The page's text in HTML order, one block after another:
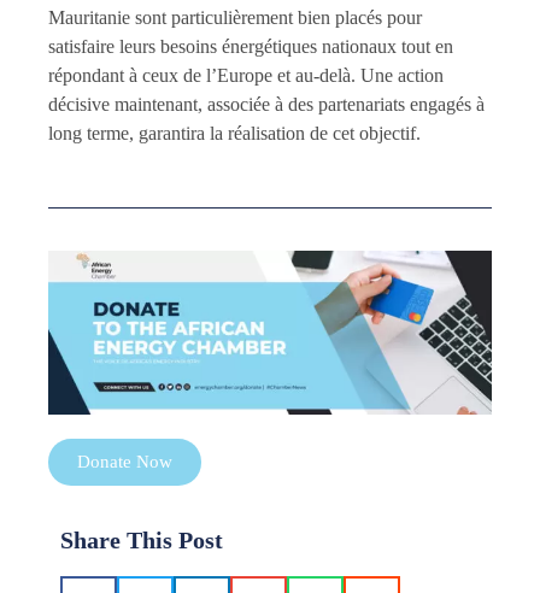
Mauritanie sont particulièrement bien placés pour
satisfaire leurs besoins énergétiques nationaux tout en
répondant à ceux de l’Europe et au-delà. Une action
décisive maintenant, associée à des partenariats engagés à
long terme, garantira la réalisation de cet objectif.
Donate Now
Share This Post